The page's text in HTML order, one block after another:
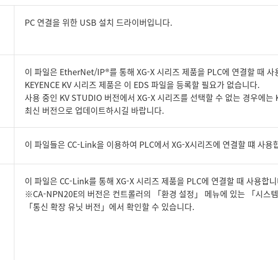
PC 연결을 위한 USB 설치 드라이버입니다.
이 파일은 EtherNet/IP®를 통해 XG-X 시리즈 제품을 PLC에 연결할 때 사
KEYENCE KV 시리즈 제품은 이 EDS 파일을 등록할 필요가 없습니다.
사용 중인 KV STUDIO 버전에서 XG-X 시리즈를 선택할 수 없는 경우에는
최신 버전으로 업데이트하시길 바랍니다.
이 파일들은 CC-Link을 이용하여 PLC에서 XG-X시리즈에 연결할 떄 사용
이 파일은 CC-Link를 통해 XG-X 시리즈 제품을 PLC에 연결할 때 사용합
※CA-NPN20E의 버전은 컨트롤러의 「환경 설정」 메뉴에 있는 「시스
「통신 확장 유닛 버전」에서 확인할 수 있습니다.